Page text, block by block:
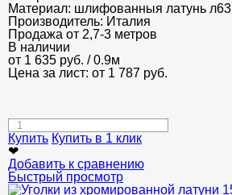
Материал: шлифованныя латунь л63
Производитель: Италия
Продажа от 2,7-3 метров
В наличии
от 1 635 руб. / 0.9м
Цена за лист: от 1 787 руб.
Купить Купить в 1 клик
❤
Добавить к сравнению
Быстрый просмотр